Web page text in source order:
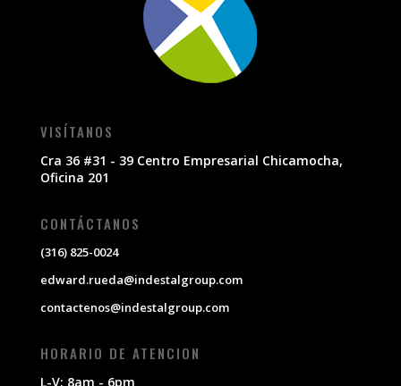
VISÍTANOS
Cra 36 #31 - 39 Centro Empresarial Chicamocha,
Oficina 201
CONTÁCTANOS
(316) 825-0024
edward.rueda@indestalgroup.com
contactenos@indestalgroup.com
HORARIO DE ATENCION
L-V: 8am - 6pm